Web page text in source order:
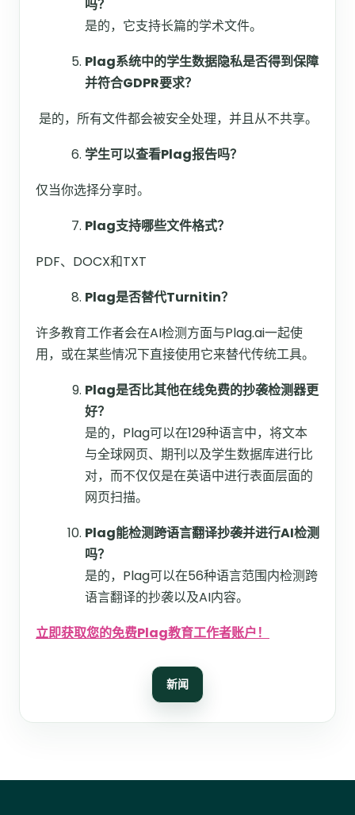
吗？
是的，它支持长篇的学术文件。
Plag系统中的学生数据隐私是否得到保障
并符合GDPR要求？
是的，所有文件都会被安全处理，并且从不共享。
学生可以查看Plag报告吗？
仅当你选择分享时。
Plag支持哪些文件格式？
PDF、DOCX和TXT
Plag是否替代Turnitin？
许多教育工作者会在AI检测方面与Plag.ai一起使
用，或在某些情况下直接使用它来替代传统工具。
Plag是否比其他在线免费的抄袭检测器更
好？
是的，Plag可以在129种语言中，将文本
与全球网页、期刊以及学生数据库进行比
对，而不仅仅是在英语中进行表面层面的
网页扫描。
Plag能检测跨语言翻译抄袭并进行AI检测
吗？
是的，Plag可以在56种语言范围内检测跨
语言翻译的抄袭以及AI内容。
立即获取您的免费Plag教育工作者账户！
新闻